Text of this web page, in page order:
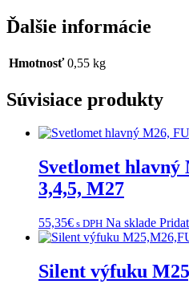
Ďalšie informácie
Hmotnosť 0,55 kg
Súvisiace produkty
Svetlomet
3,4,5, M27
55,35€ s DPH Na sklade
Silent výfuku